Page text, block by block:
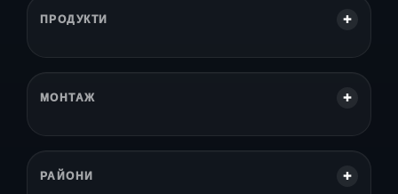
ПРОДУКТИ
МОНТАЖ
РАЙОНИ